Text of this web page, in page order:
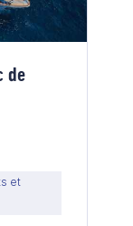
de
et